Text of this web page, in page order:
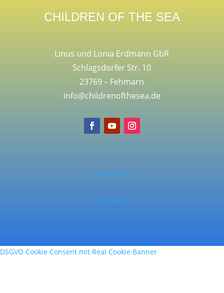
CHILDREN OF THE SEA
Linus und Lonia Erdmann GbR
Schlagsdorfer Str. 10
23769 – Fehmarn
info@childrenofthesea.de
Impressum
Kontakt
DSGVO Cookie Consent mit Real Cookie Banner